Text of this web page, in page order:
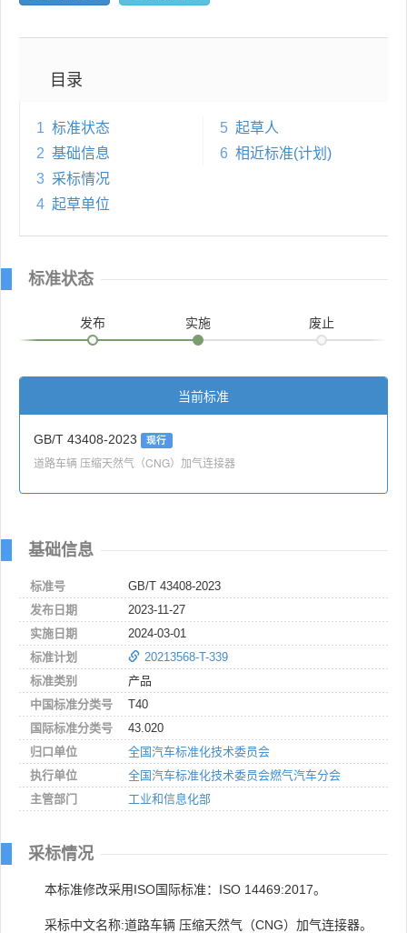
目录
1 标准状态
2 基础信息
3 采标情况
4 起草单位
5 起草人
6 相近标准(计划)
标准状态
发布 实施 废止
当前标准
GB/T 43408-2023 现行
道路车辆 压缩天然气（CNG）加气连接器
基础信息
标准号
GB/T 43408-2023
发布日期
2023-11-27
实施日期
2024-03-01
标准计划
20213568-T-339
标准类别
产品
中国标准分类号
T40
国际标准分类号
43.020
归口单位
全国汽车标准化技术委员会
执行单位
全国汽车标准化技术委员会燃气汽车分会
主管部门
工业和信息化部
采标情况
本标准修改采用ISO国际标准：ISO 14469:2017。
采标中文名称:道路车辆 压缩天然气（CNG）加气连接器。